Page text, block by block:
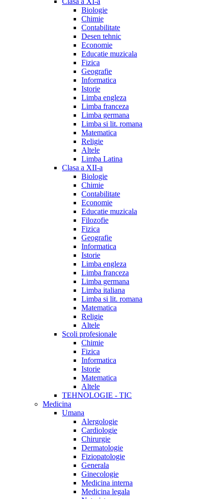
Biologie
Chimie
Contabilitate
Desen tehnic
Economie
Educatie muzicala
Fizica
Geografie
Informatica
Istorie
Limba engleza
Limba franceza
Limba germana
Limba si lit. romana
Matematica
Religie
Altele
Limba Latina
Clasa a XII-a
Biologie
Chimie
Contabilitate
Economie
Educatie muzicala
Filozofie
Fizica
Geografie
Informatica
Istorie
Limba engleza
Limba franceza
Limba germana
Limba italiana
Limba si lit. romana
Matematica
Religie
Altele
Scoli profesionale
Chimie
Fizica
Informatica
Istorie
Matematica
Altele
TEHNOLOGIE - TIC
Medicina
Umana
Alergologie
Cardiologie
Chirurgie
Dermatologie
Fiziopatologie
Generala
Ginecologie
Medicina interna
Medicina legala